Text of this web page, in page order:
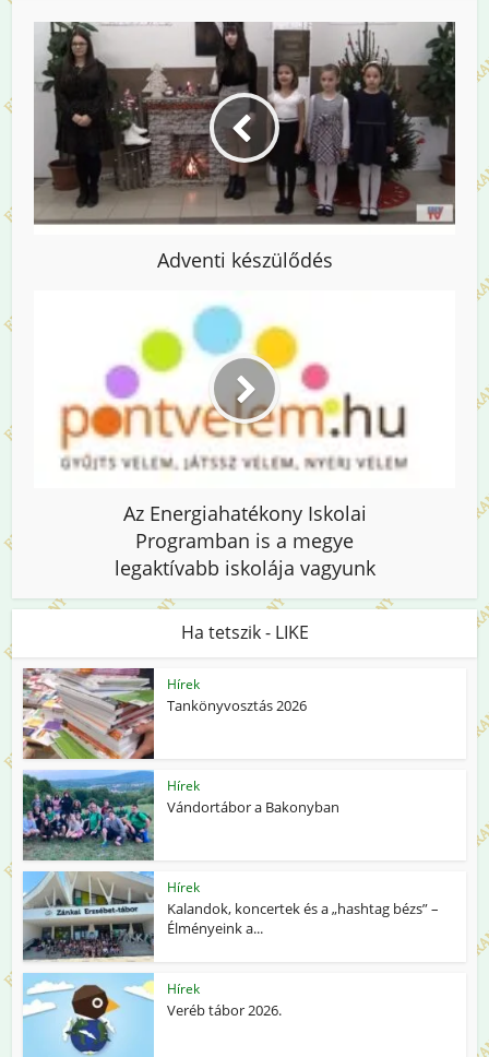
Adventi készülődés
Az Energiahatékony Iskolai
Programban is a megye
legaktívabb iskolája vagyunk
Ha tetszik - LIKE
Hírek
Tankönyvosztás 2026
Hírek
Vándortábor a Bakonyban
Hírek
Kalandok, koncertek és a „hashtag bézs” –
Élményeink a...
Hírek
Veréb tábor 2026.